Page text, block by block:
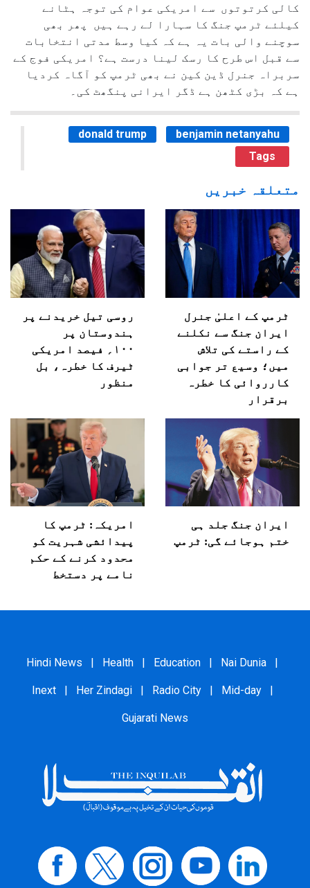
کالی کرتوتوں سے امریکی عوام کی توجہ ہٹانے
کیلئے ٹرمپ جنگ کا سہارا لے رہے ہیں پھر بھی
سوچنے والی بات یہ ہے کہ کیا وسط مدتی انتخابات
سے قبل اس طرح کا رسک لینا درست ہے؟ امریکی فوج کے
سربراہ جنرل ڈین کین نے بھی ٹرمپ کو آگاہ کردیا
ہے کہ بڑی کٹھن ہے ڈگر ایرانی پنگھٹ کی۔
donald trump
benjamin netanyahu
Tags
متعلقہ خبریں
ٹرمپ کے اعلیٰ جنرل
ایران جنگ سے نکلنے
کے راستے کی تلاش
میں؛ وسیع تر جوابی
کارروائی کا خطرہ
برقرار
روسی تیل خریدنے پر
ہندوستان پر
۱۰۰؍ فیصد امریکی
ٹیرف کا خطرہ، بل
منظور
ایران جنگ جلد ہی
ختم ہوجائے گی: ٹرمپ
امریکہ: ٹرمپ کا
پیدائشی شہریت کو
محدود کرنے کے حکم
نامے پر دستخط
Hindi News | Health | Education | Nai Dunia |
Inext | Her Zindagi | Radio City | Mid-day |
Gujarati News